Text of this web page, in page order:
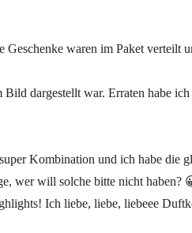
waren im Paket verteilt
Bild dargestellt war. Erraten habe
Kombination und ich habe die
wer will solche bitte nicht haben?
Ich liebe, liebe, liebeee